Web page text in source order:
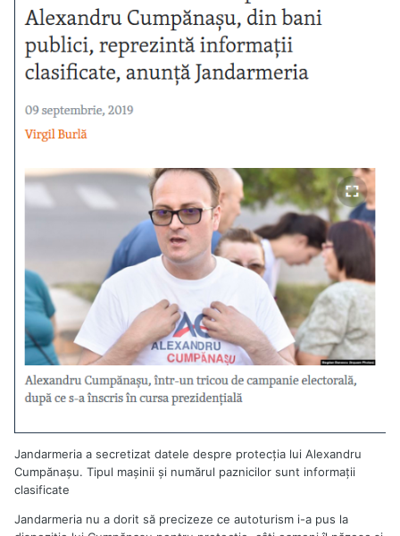
Jandarmeria a secretizat datele despre protecţia lui Alexandru
Cumpănaşu. Tipul maşinii şi numărul paznicilor sunt informaţii
clasificate
Jandarmeria nu a dorit să precizeze ce autoturism i-a pus la